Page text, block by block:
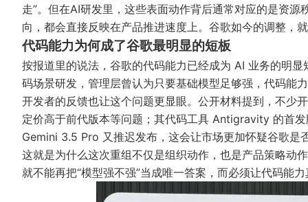
走”。但在AI研发里，这些表面动作背后通常对应的是资
向，都会直接反映在产品推进速度上。谷歌如今的调整，
代码能力为何成了谷歌最明显的短板
按报道里的说法，谷歌的代码能力已经成为 AI 业务的明
码场景研发，管理层曾认为只要基础模型足够强，代码能
开发者的反馈也让这个问题更显眼。公开材料提到，不少
定价高于前代版本等问题；其代码工具 Antigravity 的首
Gemini 3.5 Pro 又推迟发布，这会让市场更加怀疑谷歌是
这就是为什么这次重组不仅是组织动作，也是产品策略动
就不能再把“模型强不强”当成唯一答案，而必须让代码能